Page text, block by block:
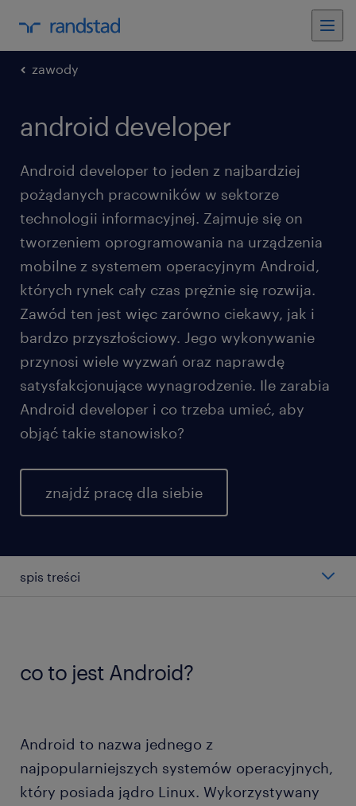
zawody
android developer
Android developer to jeden z najbardziej
pożądanych pracowników w sektorze
technologii informacyjnej. Zajmuje się on
tworzeniem oprogramowania na urządzenia
mobilne z systemem operacyjnym Android,
których rynek cały czas prężnie się rozwija.
Zawód ten jest więc zarówno ciekawy, jak i
bardzo przyszłościowy. Jego wykonywanie
przynosi wiele wyzwań oraz naprawdę
satysfakcjonujące wynagrodzenie. Ile zarabia
Android developer i co trzeba umieć, aby
objąć takie stanowisko?
znajdź pracę dla siebie
spis treści
jak wygląda praca w charakterze Android
developera?
jak zostać Android developerem?
co to jest Android?
Android to nazwa jednego z
najpopularniejszych systemów operacyjnych,
który posiada jądro Linux. Wykorzystywany